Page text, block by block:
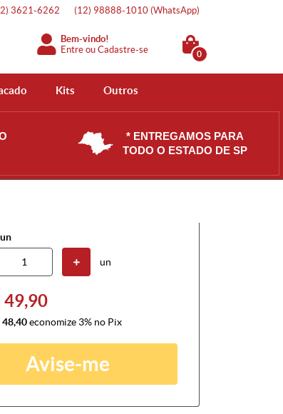
3621-6262 (12) 98888-1010 (WhatsApp)
Bem-vindo!
Entre ouCadastre-se 0
Kits Outros
* ENTREGAMOS PARA
TODO O ESTADO DE SP
un
49,90
48,40economize 3% no Pix
Avise-me